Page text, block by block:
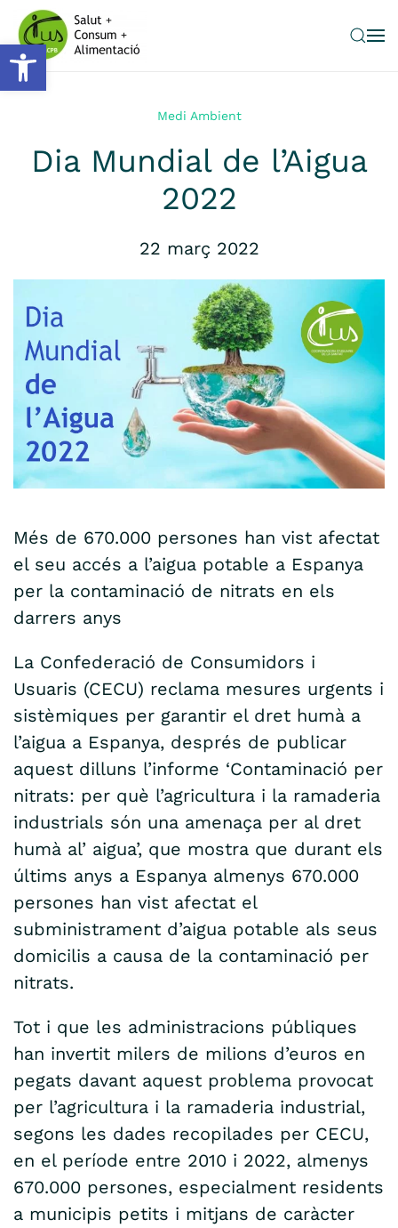
Obre la barra d'eines
Skip to main content
Medi Ambient
Dia Mundial de l’Aigua
2022
22 març 2022
Més de 670.000 persones han vist afectat
el seu accés a l’aigua potable a Espanya
per la contaminació de nitrats en els
darrers anys
La Confederació de Consumidors i
Usuaris (CECU) reclama mesures urgents i
sistèmiques per garantir el dret humà a
l’aigua a Espanya, després de publicar
aquest dilluns l’informe ‘Contaminació per
nitrats: per què l’agricultura i la ramaderia
industrials són una amenaça per al dret
humà al’ aigua’, que mostra que durant els
últims anys a Espanya almenys 670.000
persones han vist afectat el
subministrament d’aigua potable als seus
domicilis a causa de la contaminació per
nitrats.
Tot i que les administracions públiques
han invertit milers de milions d’euros en
pegats davant aquest problema provocat
per l’agricultura i la ramaderia industrial,
segons les dades recopilades per CECU,
en el període entre 2010 i 2022, almenys
670.000 persones, especialment residents
a municipis petits i mitjans de caràcter